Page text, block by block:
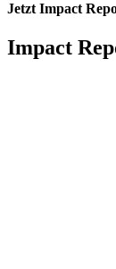
Jetzt Impact
Impact